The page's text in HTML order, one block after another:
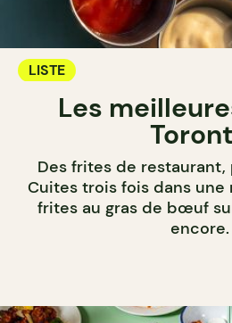
LISTE
Les
Des frites de
Cuites trois fois dans une
frites au gras de bœuf
encore.